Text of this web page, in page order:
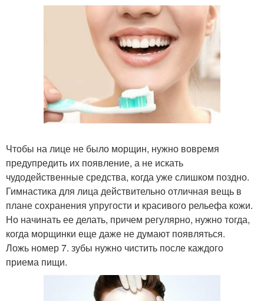
Чтобы на лице не было морщин, нужно вовремя
предупредить их появление, а не искать
чудодейственные средства, когда уже слишком поздно.
Гимнастика для лица действительно отличная вещь в
плане сохранения упругости и красивого рельефа кожи.
Но начинать ее делать, причем регулярно, нужно тогда,
когда морщинки еще даже не думают появляться.
Ложь номер 7. зубы нужно чистить после каждого
приема пищи.